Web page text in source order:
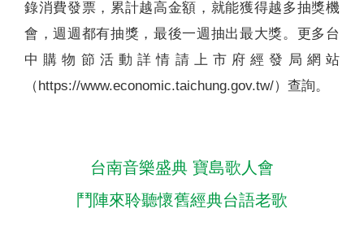
錄消費發票，累計越高金額，就能獲得越多抽獎機
會，週週都有抽獎，最後一週抽出最大獎。更多台
中購物節活動詳情請上市府經發局網站
（https://www.economic.taichung.gov.tw/）查詢。
台南音樂盛典 寶島歌人會
鬥陣來聆聽懷舊經典台語老歌